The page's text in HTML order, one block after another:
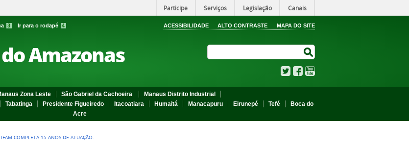
Participe Serviços Legislação Canais
3 Ir para o rodapé 4 ACESSIBILIDADE ALTO CONTRASTE MAPA DO SITE
Amazonas
TwitterFacebook
Zona Leste São Gabriel da Cachoeira
Manaus Distrito Industrial
Tabatinga Presidente Figueiredo Itacoatiara Humaitá Manacapuru Eirunepé Tefé
Boca do
Acre
COMPLETA 15 ANOS DE ATUAÇÃO.